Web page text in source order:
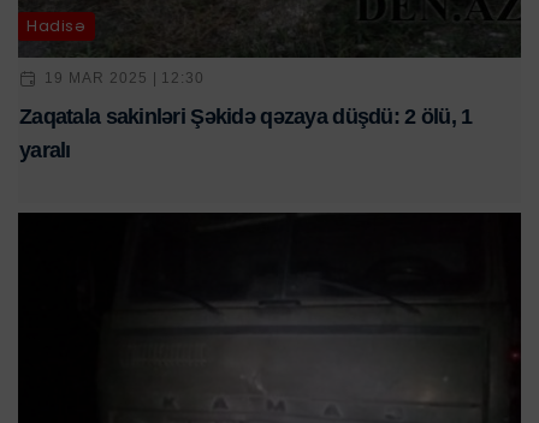
Hadisə
19 MAR 2025 | 12:30
Zaqatala sakinləri Şəkidə qəzaya düşdü: 2 ölü, 1
yaralı